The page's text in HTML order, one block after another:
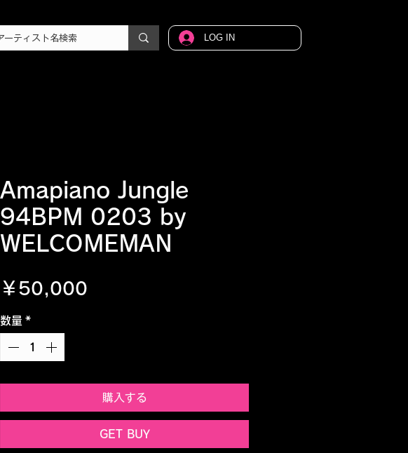
LOG IN
Amapiano Jungle
94BPM 0203 by
WELCOMEMAN
￥50,000
数量 *
購入する
GET BUY